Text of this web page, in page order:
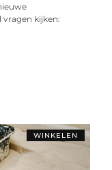
kijken:
WINKELEN